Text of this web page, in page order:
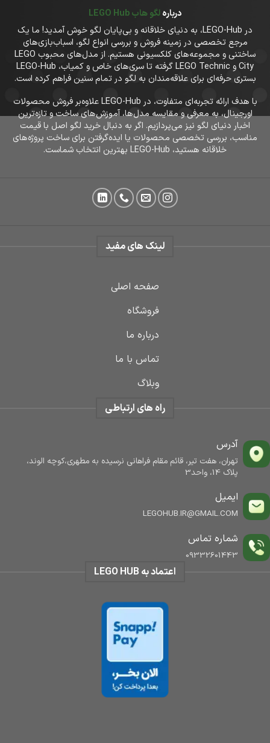
دربارهلگو هاب LEGO Hub
در LEGO-Hub، به دنیای خلاقانه و بی‌پایان لگو خوش آمدید! ما یک
مرجع تخصصی در زمینه فروش و بررسی انواع لگو، اسباب‌بازی‌های
ساختنی و مجموعه‌های کلکسیونی هستیم. از مدل‌های محبوب LEGO
City و LEGO Technic گرفته تا سری‌های خاص و کمیاب، LEGO-Hub
بستری حرفه‌ای برای علاقه‌مندان به لگو در تمام سنین فراهم کرده است.
با هدف ارائه تجربه‌ای متفاوت، در LEGO-Hub علاوه‌بر فروش محصولات
اورجینال، به معرفی و مقایسه مدل‌ها، آموزش‌های ساخت و تازه‌ترین
اخبار دنیای لگو نیز می‌پردازیم. اگر به دنبال خرید لگو اصل با قیمت
مناسب، بررسی تخصصی محصولات یا ایده‌گرفتن برای ساخت پروژه‌های
خلاقانه هستید، LEGO-Hub بهترین انتخاب شماست.
لینک های مفید
صفحه اصلی
فروشگاه
درباره ما
تماس با ما
وبلاگ
راه های ارتباطی
آدرس
تهران، هفت تیر، قائم مقام فراهانی نرسیده به مطهری،کوچه الوند،
پلاک 14، واحد3
ایمیل
LEGOHUB.IR@GMAIL.COM
شماره تماس
09332601443
اعتماد به LEGO HUB